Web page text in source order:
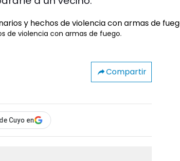
de violencia con armas de fuego.
Compartir
Cuyo en